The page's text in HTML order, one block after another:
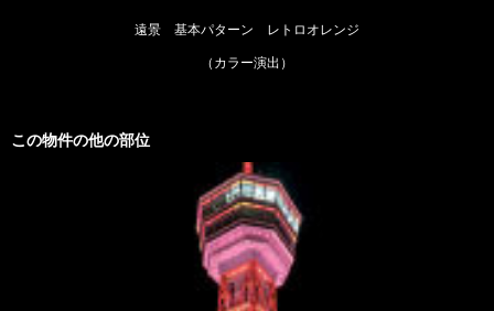
遠景 基本パターン レトロオレンジ
（カラー演出）
この物件の他の部位